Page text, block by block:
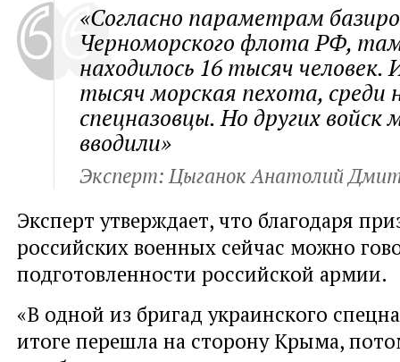
«Согласно параметрам
Черноморского флота РФ,
находилось 16 тысяч человек.
тысяч морская пехота, среди
спецназовцы. Но других войск
вводили»
Эксперт: Цыганок Анатолий
Эксперт утверждает, что благодаря
российских военных сейчас можно
подготовленности российской армии.
«В одной из бригад украинского
итоге перешла на сторону Крыма,